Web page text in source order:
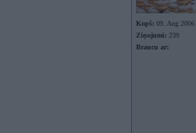
Kopš: 09. Aug 2006
Ziņojumi: 239
Braucu ar: